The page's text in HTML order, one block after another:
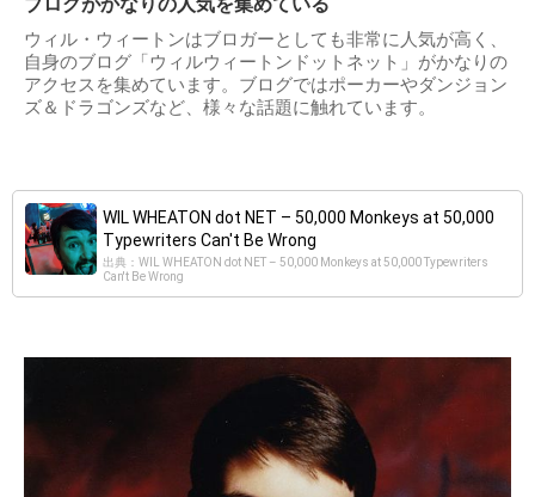
ブログがかなりの人気を集めている
ウィル・ウィートンはブロガーとしても非常に人気が高く、
自身のブログ「ウィルウィートンドットネット」がかなりの
アクセスを集めています。ブログではポーカーやダンジョン
ズ＆ドラゴンズなど、様々な話題に触れています。
WIL WHEATON dot NET – 50,000 Monkeys at 50,000
Typewriters Can't Be Wrong
出典：WIL WHEATON dot NET – 50,000 Monkeys at 50,000 Typewriters
Can't Be Wrong